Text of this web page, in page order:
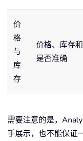
价
格
与
库
存
价格、库存
是否准确
需要注意的是，
手展示，也不能保证